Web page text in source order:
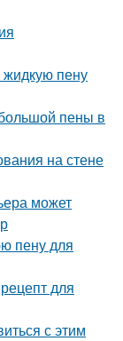
пену
пены в
на стене
может
пену для
для
с этим